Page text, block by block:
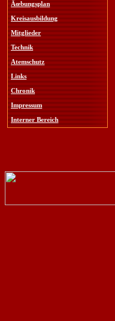
Ãœbungsplan
Kreisausbildung
Mitglieder
Technik
Atemschutz
Links
Chronik
Impressum
Interner Bereich